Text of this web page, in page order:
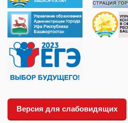
Версия для слабовидящих